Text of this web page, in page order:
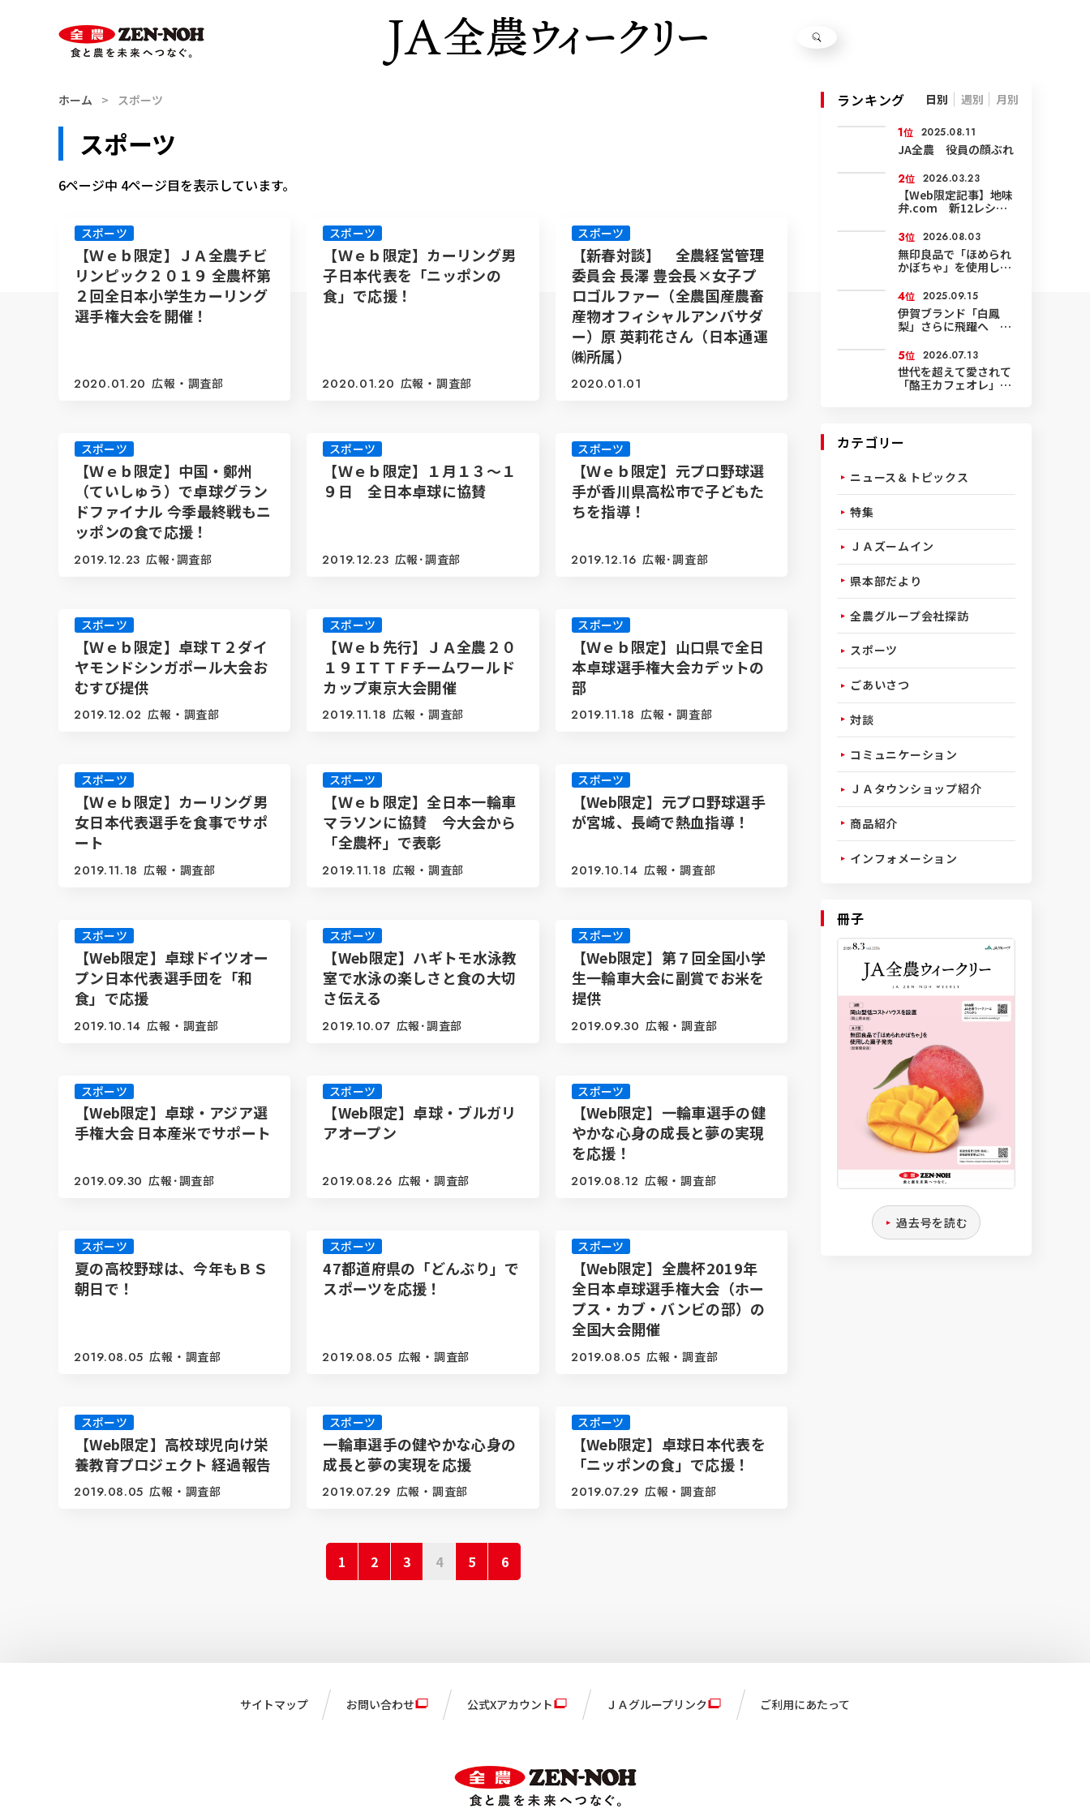
スマホ用
ハンバーガー
メニュー
ホーム スポーツ
スポーツ
6ページ中 4ページ目を表示しています。
スポーツ
【Ｗｅｂ限定】ＪＡ全農チビ
リンピック２０１９ 全農杯第
２回全日本小学生カーリング
選手権大会を開催！
2020.01.20 広報・調査部
スポーツ
【Ｗｅｂ限定】カーリング男
子日本代表を「ニッポンの
食」で応援！
2020.01.20 広報・調査部
スポーツ
【新春対談】 全農経営管理
委員会 長澤 豊会長×女子プ
ロゴルファー（全農国産農畜
産物オフィシャルアンバサダ
ー）原 英莉花さん（日本通運
㈱所属）
2020.01.01
スポーツ
【Ｗｅｂ限定】中国・鄭州
（ていしゅう）で卓球グラン
ドファイナル 今季最終戦もニ
ッポンの食で応援！
2019.12.23 広報･調査部
スポーツ
【Ｗｅｂ限定】１月１３～１
９日 全日本卓球に協賛
2019.12.23 広報･調査部
スポーツ
【Ｗｅｂ限定】元プロ野球選
手が香川県高松市で子どもた
ちを指導！
2019.12.16 広報･調査部
スポーツ
【Ｗｅｂ限定】卓球Ｔ２ダイ
ヤモンドシンガポール大会お
むすび提供
2019.12.02 広報・調査部
スポーツ
【Ｗｅｂ先行】ＪＡ全農２０
１９ＩＴＴＦチームワールド
カップ東京大会開催
2019.11.18 広報・調査部
スポーツ
【Ｗｅｂ限定】山口県で全日
本卓球選手権大会カデットの
部
2019.11.18 広報・調査部
スポーツ
【Ｗｅｂ限定】カーリング男
女日本代表選手を食事でサポ
ート
2019.11.18 広報・調査部
スポーツ
【Ｗｅｂ限定】全日本一輪車
マラソンに協賛 今大会から
「全農杯」で表彰
2019.11.18 広報・調査部
スポーツ
【Web限定】元プロ野球選手
が宮城、長崎で熱血指導！
2019.10.14 広報・調査部
スポーツ
【Web限定】卓球ドイツオー
プン日本代表選手団を「和
食」で応援
2019.10.14 広報・調査部
スポーツ
【Web限定】ハギトモ水泳教
室で水泳の楽しさと食の大切
さ伝える
2019.10.07 広報･調査部
スポーツ
【Web限定】第７回全国小学
生一輪車大会に副賞でお米を
提供
2019.09.30 広報・調査部
スポーツ
【Web限定】卓球・アジア選
手権大会 日本産米でサポート
2019.09.30 広報･調査部
スポーツ
【Web限定】卓球・ブルガリ
アオープン
2019.08.26 広報・調査部
スポーツ
【Web限定】一輪車選手の健
やかな心身の成長と夢の実現
を応援！
2019.08.12 広報・調査部
スポーツ
夏の高校野球は、今年もＢＳ
朝日で！
2019.08.05 広報・調査部
スポーツ
47都道府県の「どんぶり」で
スポーツを応援！
2019.08.05 広報・調査部
スポーツ
【Web限定】全農杯2019年
全日本卓球選手権大会（ホー
プス・カブ・バンビの部）の
全国大会開催
2019.08.05 広報・調査部
スポーツ
【Web限定】高校球児向け栄
養教育プロジェクト 経過報告
2019.08.05 広報・調査部
スポーツ
一輪車選手の健やかな心身の
成長と夢の実現を応援
2019.07.29 広報・調査部
スポーツ
【Web限定】卓球日本代表を
「ニッポンの食」で応援！
2019.07.29 広報・調査部
1 2 3 4 5 6
ランキング 日別 週別 月別
1位 2025.08.11
JA全農 役員の顔ぶれ
2位 2026.03.23
【Web限定記事】地味
弁.com 新12レシピ
3位 2026.08.03
無印良品で「ほめられ
かぼちゃ」を使用した
4位 2025.09.15
伊賀ブランド「白鳳
梨」さらに飛躍へ 環
積も輸出も拡大
5位 2026.07.13
世代を超えて愛されて
「酪王カフェオレ」50
カテゴリー
ニュース＆トピックス
特集
ＪＡズームイン
県本部だより
全農グループ会社探訪
スポーツ
ごあいさつ
対談
コミュニケーション
ＪＡタウンショップ紹介
商品紹介
インフォメーション
冊子
過去号を読む
サイトマップ お問い合わせ 公式Xアカウント ＪＡグループリンク ご利用にあたって